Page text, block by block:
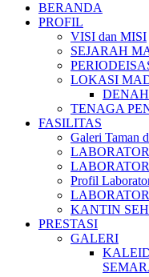
BERANDA
PROFIL
VISI dan MISI
SEJARAH
LOKASI
TENAGA
FASILITAS
Galeri Taman
Profil
KANTIN
PRESTASI
GALERI